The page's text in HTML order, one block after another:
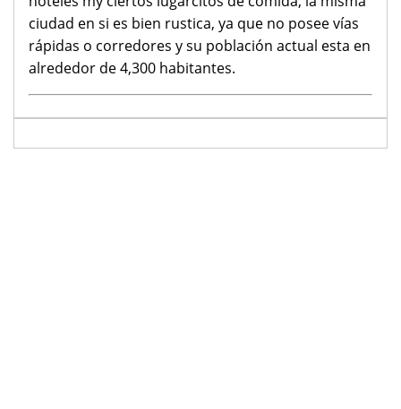
ciudad en si es bien rustica, ya que no posee vías
rápidas o corredores y su población actual esta en
alrededor de 4,300 habitantes.